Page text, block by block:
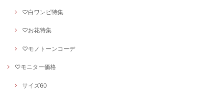
♡白ワンピ特集
♡お花特集
♡モノトーンコーデ
♡モニター価格
サイズ60